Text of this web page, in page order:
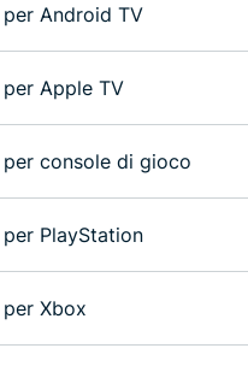
per Android TV
per Apple TV
per console di gioco
per PlayStation
per Xbox